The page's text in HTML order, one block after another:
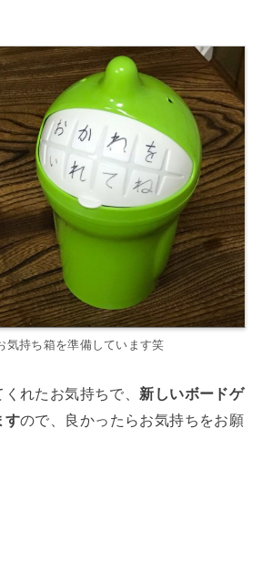
気持ち箱を準備しています笑
れたお気持ちで、 新しいボードゲ
すので、良かったらお気持ちをお願